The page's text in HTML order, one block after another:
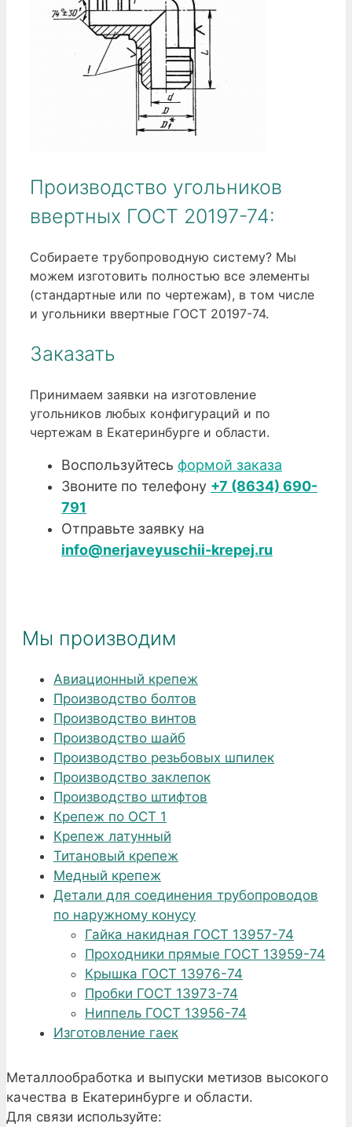
Производство угольников
ввертных ГОСТ 20197-74:
Собираете трубопроводную систему? Мы
можем изготовить полностью все элементы
(стандартные или по чертежам), в том числе
и угольники ввертные ГОСТ 20197-74.
Заказать
Принимаем заявки на изготовление
угольников любых конфигураций и по
чертежам в Екатеринбурге и области.
Воспользуйтесь формой заказа
Звоните по телефону +7 (8634) 690-
791
Отправьте заявку на
info@nerjaveyuschii-krepej.ru
Мы производим
Авиационный крепеж
Производство болтов
Производство винтов
Производство шайб
Производство резьбовых шпилек
Производство заклепок
Производство штифтов
Крепеж по ОСТ 1
Крепеж латунный
Титановый крепеж
Медный крепеж
Детали для соединения трубопроводов
по наружному конусу
Гайка накидная ГОСТ 13957-74
Проходники прямые ГОСТ 13959-74
Крышка ГОСТ 13976-74
Пробки ГОСТ 13973-74
Ниппель ГОСТ 13956-74
Изготовление гаек
Металлообработка и выпуски метизов высокого
качества в Екатеринбурге и области.
Для связи используйте: